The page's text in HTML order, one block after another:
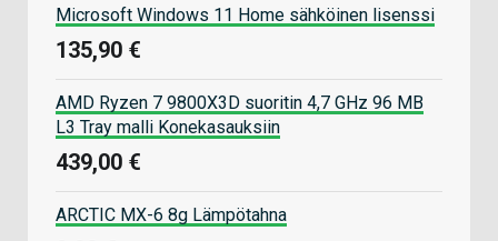
Microsoft Windows 11 Home sähköinen lisenssi
135,90 €
AMD Ryzen 7 9800X3D suoritin 4,7 GHz 96 MB
L3 Tray malli Konekasauksiin
439,00 €
ARCTIC MX-6 8g Lämpötahna